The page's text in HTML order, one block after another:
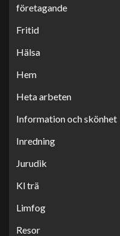
företagande
Fritid
Hälsa
Hem
Heta arbeten
Information och skönhet
Inredning
Jurudik
Kl trä
Limfog
Resor